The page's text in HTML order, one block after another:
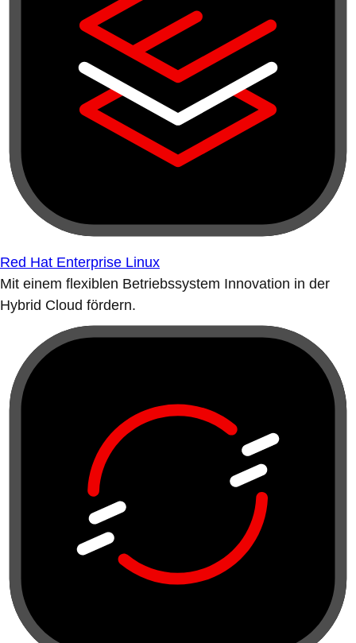
Red Hat Enterprise Linux
Mit einem flexiblen Betriebssystem Innovation in der
Hybrid Cloud fördern.